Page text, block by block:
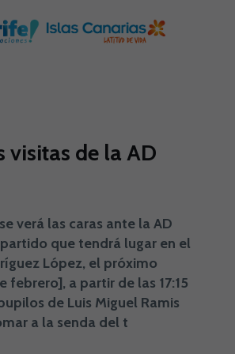
visitas de la AD
verá las caras ante la AD
que tendrá lugar en el
López, el próximo
febrero], a partir de las 17:15
de Luis Miguel Ramis
a la senda del t